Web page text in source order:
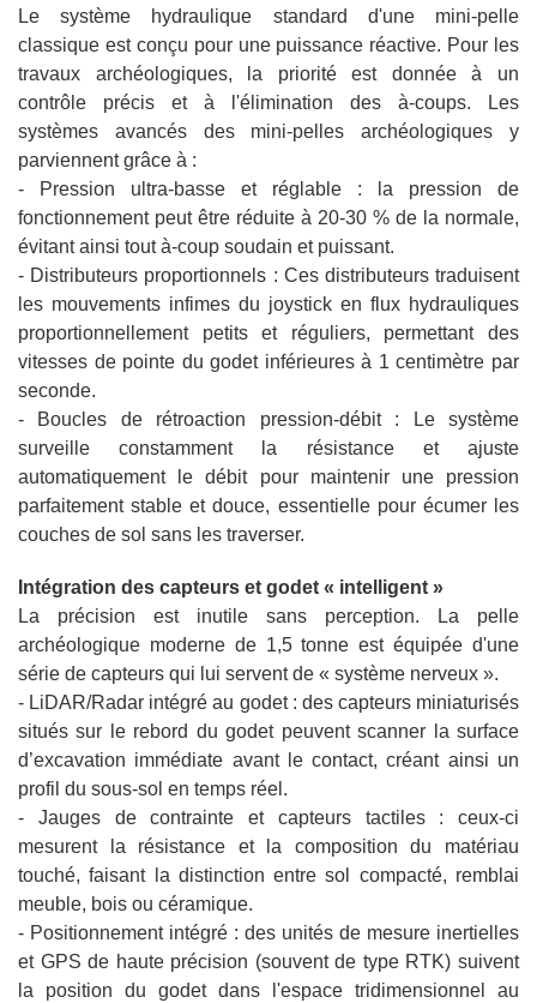
Le système hydraulique standard d'une mini-pelle
classique est conçu pour une puissance réactive. Pour les
travaux archéologiques, la priorité est donnée à un
contrôle précis et à l'élimination des à-coups. Les
systèmes avancés des mini-pelles archéologiques y
parviennent grâce à :
- Pression ultra-basse et réglable : la pression de
fonctionnement peut être réduite à 20-30 % de la normale,
évitant ainsi tout à-coup soudain et puissant.
- Distributeurs proportionnels : Ces distributeurs traduisent
les mouvements infimes du joystick en flux hydrauliques
proportionnellement petits et réguliers, permettant des
vitesses de pointe du godet inférieures à 1 centimètre par
seconde.
- Boucles de rétroaction pression-débit : Le système
surveille constamment la résistance et ajuste
automatiquement le débit pour maintenir une pression
parfaitement stable et douce, essentielle pour écumer les
couches de sol sans les traverser.
Intégration des capteurs et godet « intelligent »
La précision est inutile sans perception. La pelle
archéologique moderne de 1,5 tonne est équipée d'une
série de capteurs qui lui servent de « système nerveux ».
- LiDAR/Radar intégré au godet : des capteurs miniaturisés
situés sur le rebord du godet peuvent scanner la surface
d’excavation immédiate avant le contact, créant ainsi un
profil du sous-sol en temps réel.
- Jauges de contrainte et capteurs tactiles : ceux-ci
mesurent la résistance et la composition du matériau
touché, faisant la distinction entre sol compacté, remblai
meuble, bois ou céramique.
- Positionnement intégré : des unités de mesure inertielles
et GPS de haute précision (souvent de type RTK) suivent
la position du godet dans l'espace tridimensionnel au